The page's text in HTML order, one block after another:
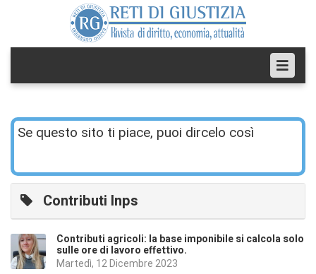
Se questo sito ti piace, puoi dircelo così
Contributi Inps
Contributi agricoli: la base imponibile si calcola solo
sulle ore di lavoro effettivo.
Martedì, 12 Dicembre 2023